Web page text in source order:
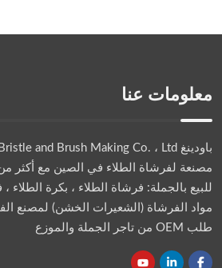
معلومات عنا
باودينغ Yingtesheng Bristle and Brush Making Co. ، Ltd.
للبيع بالجملة: فرشاة الطلاء ، بكرة الطلاء
مواد الفرشاة (الشعيرات الخشن) لمصنع
طلب OEM من تاجر الجملة والموزع